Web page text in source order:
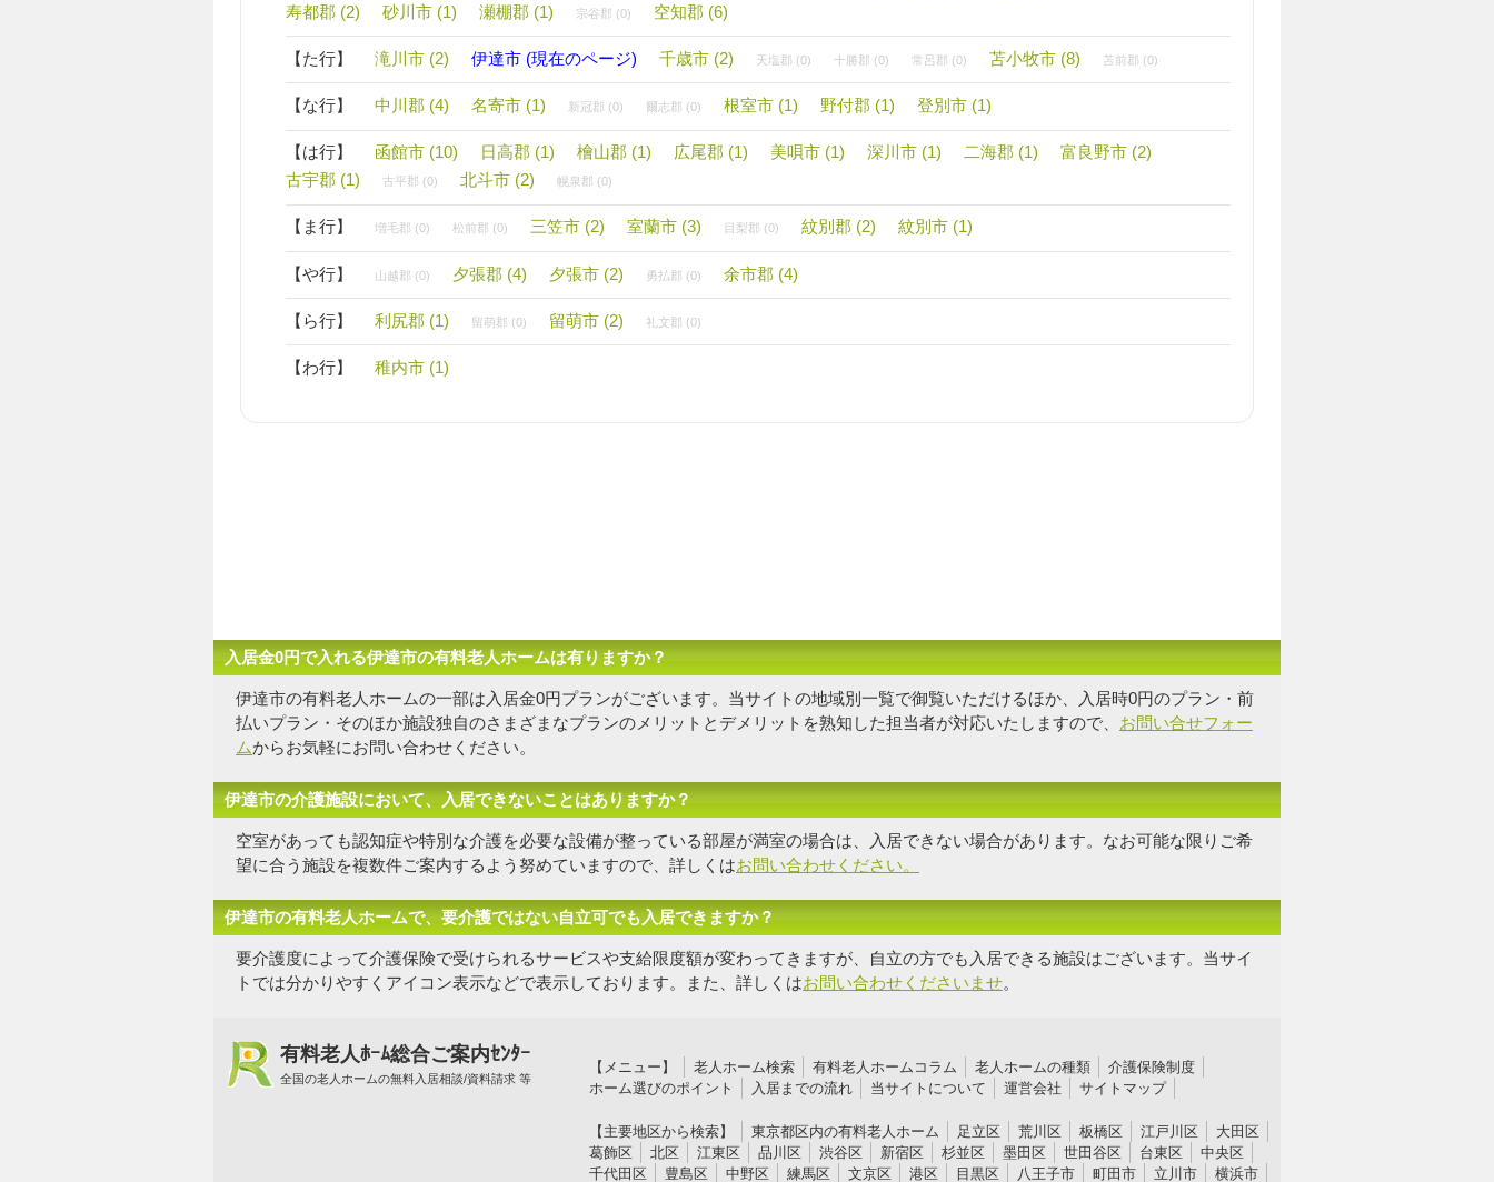
寿都郡 (2) 砂川市 (1) 瀬棚郡 (1) 宗谷郡 (0) 空知郡 (6)
【た行】 滝川市 (2) 伊達市 (現在のページ) 千歳市 (2) 天塩郡 (0) 十勝郡 (0) 常呂郡 (0) 苫小牧市 (8) 苫前郡 (0)
【な行】 中川郡 (4) 名寄市 (1) 新冠郡 (0) 爾志郡 (0) 根室市 (1) 野付郡 (1) 登別市 (1)
【は行】 函館市 (10) 日高郡 (1) 檜山郡 (1) 広尾郡 (1) 美唄市 (1) 深川市 (1) 二海郡 (1)
富良野市 (2)
古宇郡 (1)
古平郡 (0) 北斗市 (2) 幌泉郡 (0)
【ま行】 増毛郡 (0) 松前郡 (0) 三笠市 (2) 室蘭市 (3) 目梨郡 (0) 紋別郡 (2) 紋別市 (1)
【や行】 山越郡 (0) 夕張郡 (4) 夕張市 (2) 勇払郡 (0) 余市郡 (4)
【ら行】 利尻郡 (1) 留萌郡 (0) 留萌市 (2) 礼文郡 (0)
【わ行】 稚内市 (1)
入居金0円で入れる伊達市の有料老人ホームは有りますか？
伊達市の有料老人ホームの一部は入居金0円プランがございます。当サイトの地域別一覧で御覧いただけるほか、入居時0円のプラン・前
払いプラン・そのほか施設独自のさまざまなプランのメリットとデメリットを熟知した担当者が対応いたしますので、 お問い合せフォー
ムからお気軽にお問い合わせください。
伊達市の介護施設において、入居できないことはありますか？
空室があっても認知症や特別な介護を必要な設備が整っている部屋が満室の場合は、入居できない場合があります。なお可能な限り ご希
望に合う施設を複数件ご案内するよう努めていますので、詳しくはお問い合わせください。
伊達市の有料老人ホームで、要介護ではない自立可でも入居できますか？
要介護度によって介護保険で受けられるサービスや支給限度額が変わってきますが、自立の方でも入居できる施設はございます。当サイ
トでは分かりやすくアイコン表示などで表示しております。また、詳しくはお問い合わせくださいませ。
有料老人ﾎｰﾑ総合ご案内ｾﾝﾀｰ
全国の老人ホームの無料入居相談/資料請求 等
【メニュー】 老人ホーム検索 有料老人ホームコラム 老人ホームの種類
介護保険制度
ホーム選びのポイント
入居までの流れ 当サイトについて 運営会社 サイトマップ
【主要地区から検索】 東京都区内の有料老人ホーム 足立区 荒川区 板橋区 江戸川区
大田区
葛飾区
北区 江東区 品川区 渋谷区 新宿区 杉並区 墨田区 世田谷区 台東区
中央区
千代田区
豊島区 中野区 練馬区 文京区 港区 目黒区 八王子市 町田市 立川市 横浜市